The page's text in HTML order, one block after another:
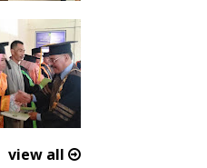
view all